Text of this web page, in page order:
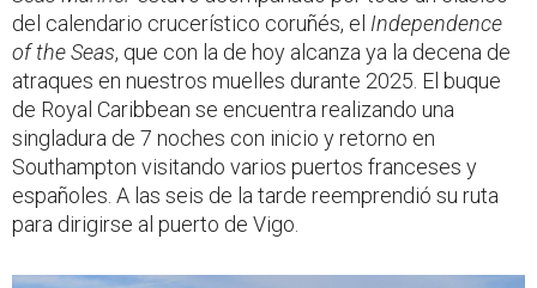
del calendario crucerístico coruñés, el Independence
of the Seas, que con la de hoy alcanza ya la decena de
atraques en nuestros muelles durante 2025. El buque
de Royal Caribbean se encuentra realizando una
singladura de 7 noches con inicio y retorno en
Southampton visitando varios puertos franceses y
españoles. A las seis de la tarde reemprendió su ruta
para dirigirse al puerto de Vigo.